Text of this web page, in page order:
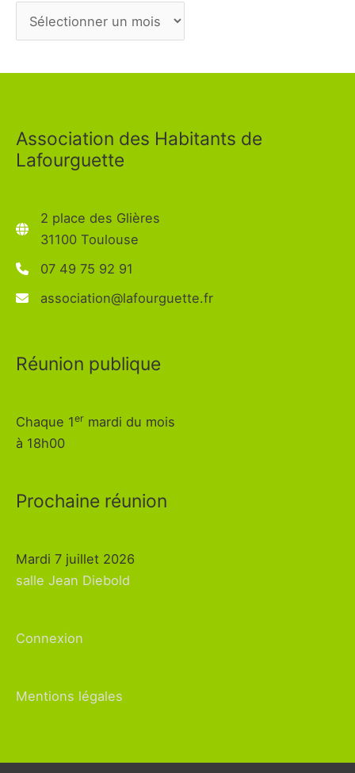
Association des Habitants de
Lafourguette
2 place des Glières
31100 Toulouse
07 49 75 92 91
association@lafourguette.fr
Réunion publique
Chaque 1er mardi du mois
à 18h00
Prochaine réunion
Mardi 7 juillet 2026
salle Jean Diebold
Connexion
Mentions légales